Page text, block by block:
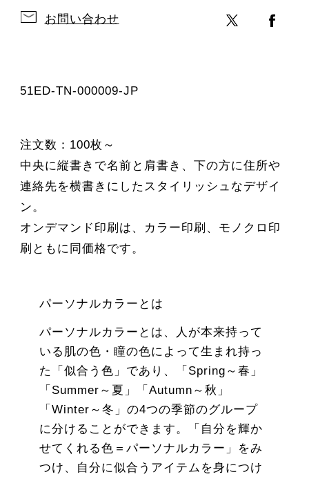
お問い合わせ
51ED-TN-000009-JP
注文数：100枚～
中央に縦書きで名前と肩書き、下の方に住所や
連絡先を横書きにしたスタイリッシュなデザイ
ン。
オンデマンド印刷は、カラー印刷、モノクロ印
刷ともに同価格です。
パーソナルカラーとは
パーソナルカラーとは、人が本来持って
いる肌の色・瞳の色によって生まれ持っ
た「似合う色」であり、「Spring～春」
「Summer～夏」「Autumn～秋」
「Winter～冬」の4つの季節のグループ
に分けることができます。「自分を輝か
せてくれる色＝パーソナルカラー」をみ
つけ、自分に似合うアイテムを身につけ